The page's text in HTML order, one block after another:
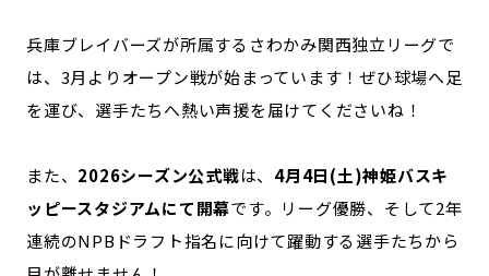
兵庫ブレイバーズが所属するさわかみ関西独立リーグで
は、3月よりオープン戦が始まっています！ぜひ球場へ足
を運び、選手たちへ熱い声援を届けてくださいね！
また、 2026シーズン公式戦は、 4月4日(土)神姫バスキ
ッピースタジアムにて開幕です。リーグ優勝、そして2年
連続のNPBドラフト指名に向けて躍動する選手たちから